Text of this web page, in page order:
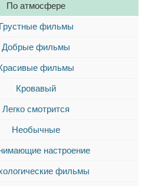
По атмосфере
Грустные фильмы
Добрые фильмы
фильмы
Кровавый
Легко смотрится
Необычные
настроение
фильмы